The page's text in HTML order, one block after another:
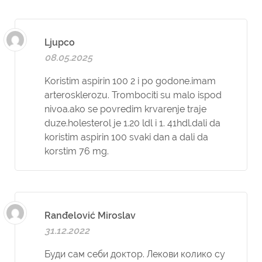
Ljupco
08.05.2025
Koristim aspirin 100 2 i po godone.imam
arterosklerozu. Trombociti su malo ispod
nivoa.ako se povredim krvarenje traje
duze.holesterol je 1.20 ldl i 1. 41hdl.dali da
koristim aspirin 100 svaki dan a dali da
korstim 76 mg.
Ranđelović Miroslav
31.12.2022
Буди сам себи доктор. Лекови колико су